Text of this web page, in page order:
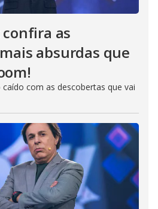
as
absurdas que
com as descobertas que vai